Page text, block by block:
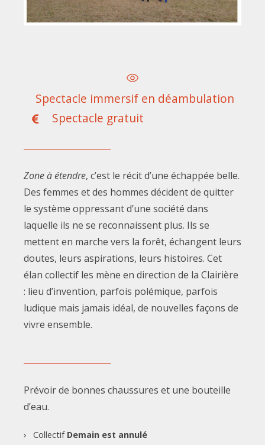
Spectacle immersif en déambulation
Spectacle gratuit
Zone à étendre, c’est le récit d’une échappée belle.
Des femmes et des hommes décident de quitter
le système oppressant d’une société dans
laquelle ils ne se reconnaissent plus. Ils se
mettent en marche vers la forêt, échangent leurs
doutes, leurs aspirations, leurs histoires. Cet
élan collectif les mène en direction de la Clairière
: lieu d’invention, parfois polémique, parfois
ludique mais jamais idéal, de nouvelles façons de
vivre ensemble.
Prévoir de bonnes chaussures et une bouteille
d’eau.
Collectif Demain est annulé